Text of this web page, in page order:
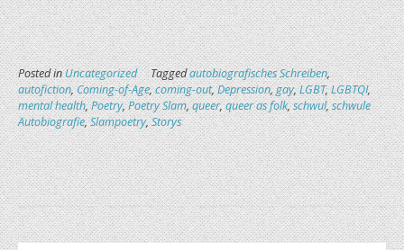
Posted inUncategorized Taggedautobiografisches Schreiben,
autofiction,Coming-of-Age,coming-out,Depression,gay,LGBT,LGBTQI,
mental health,Poetry,Poetry Slam,queer,queer as folk,schwul,schwule
Autobiografie,Slampoetry,Storys